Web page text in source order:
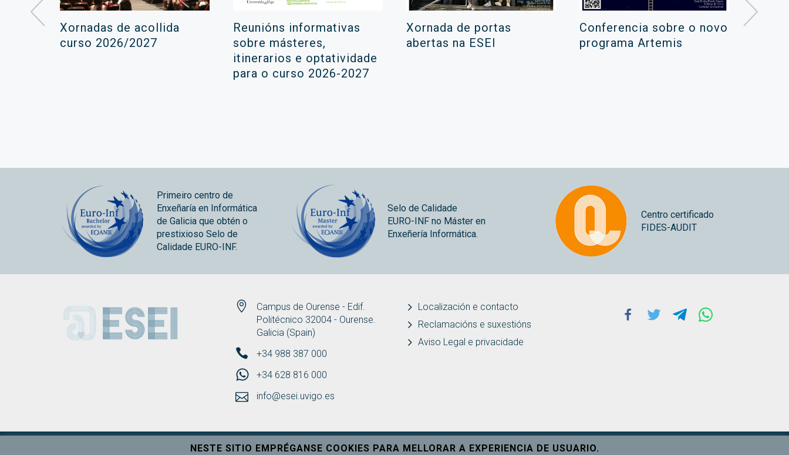
Xornadas de acollida
curso 2026/2027
Reunións informativas
sobre másteres,
itinerarios e optatividade
para o curso 2026-2027
Xornada de portas
abertas na ESEI
Conferencia sobre o novo
programa Artemis
Primeiro centro de
Enxeñaría en Informática
de Galicia que obtén o
prestixioso Selo de
Calidade EURO-INF.
Selo de Calidade
EURO-INF no Máster en
Enxeñería Informática.
Centro certificado
FIDES-AUDIT
ESEI
Campus de Ourense - Edif.
Politécnico 32004 - Ourense.
Galicia (Spain)
+34 988 387 000
+34 628 816 000
info@esei.uvigo.es
Localización e contacto
Reclamacións e suxestións
Aviso Legal e privacidade
Facebook
Twitter Telegram
NESTE SITIO EMPRÉGANSE COOKIES PARA MELLORAR A EXPERIENCIA DE USUARIO.